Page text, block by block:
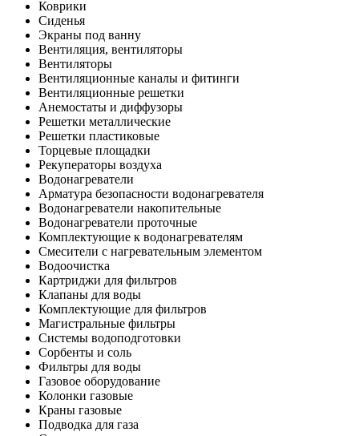
Коврики
Сиденья
Экраны под ванну
Вентиляция, вентиляторы
Вентиляторы
Вентиляционные каналы и фитинги
Вентиляционные решетки
Анемостаты и диффузоры
Решетки металлические
Решетки пластиковые
Торцевые площадки
Рекуператоры воздуха
Водонагреватели
Арматура безопасности водонагревателя
Водонагреватели накопительные
Водонагреватели проточные
Комплектующие к водонагревателям
Смесители с нагревательным элементом
Водоочистка
Картриджи для фильтров
Клапаны для воды
Комплектующие для фильтров
Магистральные фильтры
Системы водоподготовки
Сорбенты и соль
Фильтры для воды
Газовое оборудование
Колонки газовые
Краны газовые
Подводка для газа